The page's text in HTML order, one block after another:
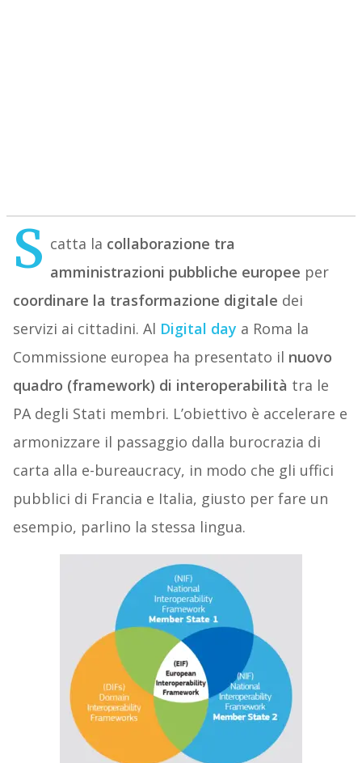
S catta la collaborazione tra
amministrazioni pubbliche europee per
coordinare la trasformazione digitale dei
servizi ai cittadini. Al Digital day a Roma la
Commissione europea ha presentato il nuovo
quadro (framework) di interoperabilità tra le
PA degli Stati membri. L’obiettivo è accelerare e
armonizzare il passaggio dalla burocrazia di
carta alla e-bureaucracy, in modo che gli uffici
pubblici di Francia e Italia, giusto per fare un
esempio, parlino la stessa lingua.